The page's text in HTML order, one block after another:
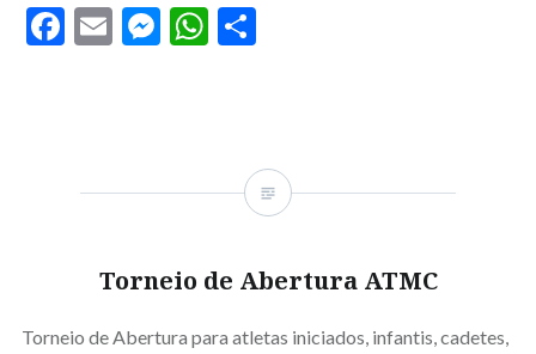
Facebook
EmailMessenger
WhatsApp
Partilhar
Torneio de Abertura ATMC
Torneio de Abertura para atletas iniciados, infantis, cadetes,